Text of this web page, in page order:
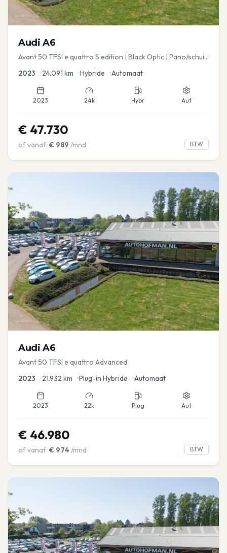
Audi A6
Avant 50 TFSI e quattro S edition | Black Optic | Pano/schuif
2023 •24.091 km •Hybride •Automaat
2023 24k Hybr Aut
€ 47.730
of vanaf: € 989 /mnd BTW
Audi A6
Avant 50 TFSI e quattro Advanced
2023 •21.932 km •Plug-in Hybride •Automaat
2023 22k Plug Aut
€ 46.980
of vanaf: € 974 /mnd BTW